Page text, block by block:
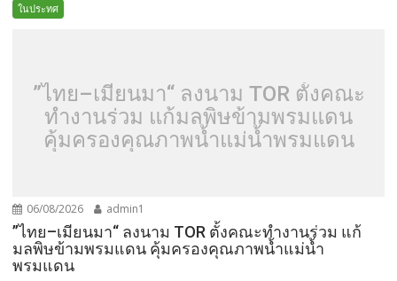
ในประทศ
”ไทย–เมียนมา“ ลงนาม TOR ตั้งคณะ
ทำงานร่วม แก้มลพิษข้ามพรมแดน
คุ้มครองคุณภาพน้ำแม่น้ำพรมแดน
06/08/2026 admin1
”ไทย–เมียนมา“ ลงนาม TOR ตั้งคณะทำงานร่วม แก้
มลพิษข้ามพรมแดน คุ้มครองคุณภาพน้ำแม่น้ำ
พรมแดน